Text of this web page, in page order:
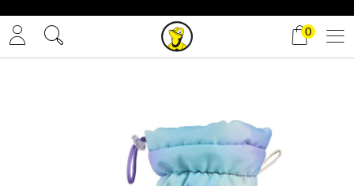
0